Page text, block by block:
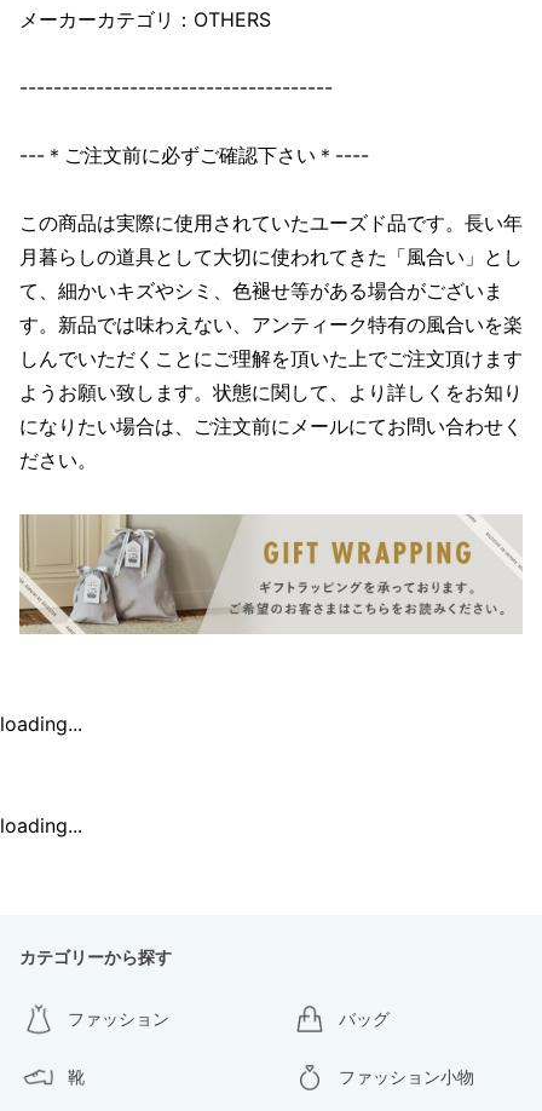
メーカーカテゴリ：OTHERS
-------------------------------------
---＊ご注文前に必ずご確認下さい＊----
この商品は実際に使用されていたユーズド品です。長い年
月暮らしの道具として大切に使われてきた「風合い」とし
て、細かいキズやシミ、色褪せ等がある場合がございま
す。新品では味わえない、アンティーク特有の風合いを楽
しんでいただくことにご理解を頂いた上でご注文頂けます
ようお願い致します。状態に関して、より詳しくをお知り
になりたい場合は、ご注文前にメールにてお問い合わせく
ださい。
loading...
loading...
カテゴリーから探す
ファッション バッグ
靴 ファッション小物